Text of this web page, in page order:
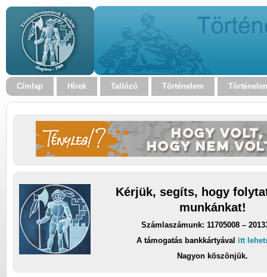
Címlap Hírek Tallózó Történelem
Kérjük, segíts, hogy
munkánkat!
Számlaszámunk: 11705008 –
A támogatás bankkártyával itt
Nagyon köszönjük.